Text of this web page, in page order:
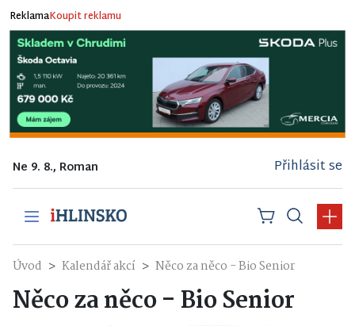
ReklamaKoupit reklamu
Ne 9. 8., Roman Přihlásit se
Úvod Kalendář akcí Něco za něco - Bio Senior
Něco za něco - Bio Senior